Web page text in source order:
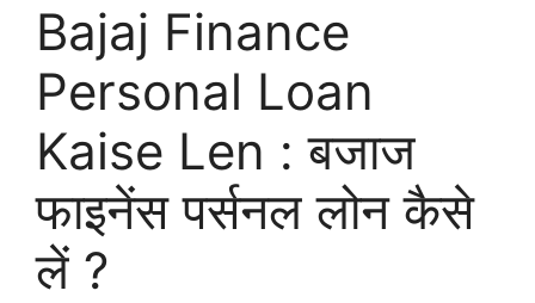
Bajaj Finance
Personal Loan
Kaise Len : बजाज
फाइनेंस पर्सनल लोन कैसे
लें ?